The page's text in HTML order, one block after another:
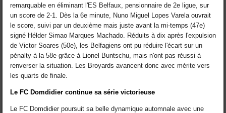
remarquable en éliminant l'ES Belfaux, pensionnaire de 2e ligue, sur
un score de 2-1. Dès la 6e minute, Nuno Miguel Lopes Varela ouvrait
le score, suivi par un deuxième mais juste avant la mi-temps (47e)
signé Hélder Simao Marques Machado. Réduits à dix après l'expulsion
de Victor Soares (50e), les Belfagiens ont pu réduire l'écart sur un
pénalty à la 58e grâce à Lionel Buntschu, mais n'ont pas réussi à
renverser la situation. Les Broyards avancent donc avec mérite vers
les quarts de finale.
Le FC Domdidier continue sa série victorieuse
Le FC Domdidier poursuit sa belle dynamique automnale avec une